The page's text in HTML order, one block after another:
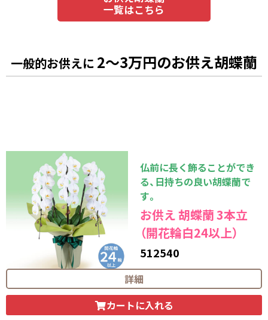
一覧はこちら
一般的お供えに 2～3万円のお供え胡蝶蘭
仏前に長く飾ることができ
る、日持ちの良い胡蝶蘭で
す。
お供え 胡蝶蘭 3本立
（開花輪白24以上）
512540
26,400
詳細
カートに入れる